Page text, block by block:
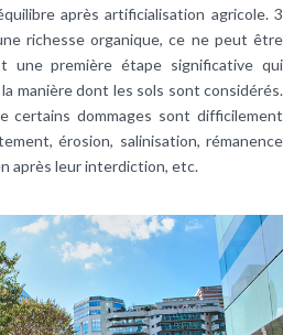
après artificialisation agricole. 3
richesse organique, ce ne peut être
une première étape significative qui
manière dont les sols sont considérés.
certains dommages sont difficilement
érosion, salinisation, rémanence
après leur interdiction, etc.